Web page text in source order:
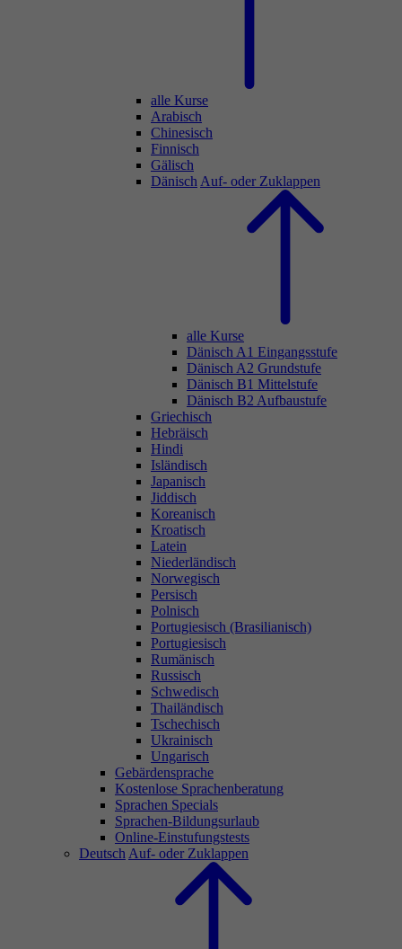
alle Kurse
Arabisch
Chinesisch
Finnisch
Gälisch
Dänisch Auf- oder Zuklappen
alle Kurse
Dänisch A1 Eingangsstufe
Dänisch A2 Grundstufe
Dänisch B1 Mittelstufe
Dänisch B2 Aufbaustufe
Griechisch
Hebräisch
Hindi
Isländisch
Japanisch
Jiddisch
Koreanisch
Kroatisch
Latein
Niederländisch
Norwegisch
Persisch
Polnisch
Portugiesisch (Brasilianisch)
Portugiesisch
Rumänisch
Russisch
Schwedisch
Thailändisch
Tschechisch
Ukrainisch
Ungarisch
Gebärdensprache
Kostenlose Sprachenberatung
Sprachen Specials
Sprachen-Bildungsurlaub
Online-Einstufungstests
Deutsch Auf- oder Zuklappen